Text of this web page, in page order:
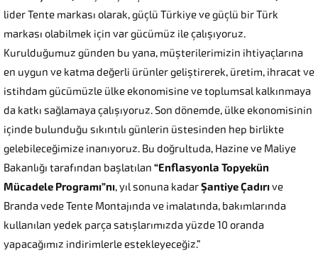
lider Tente markası olarak, güçlü Türkiye ve güçlü bir Türk
markası olabilmek için var gücümüz ile çalışıyoruz.
Kurulduğumuz günden bu yana, müşterilerimizin ihtiyaçlarına
en uygun ve katma değerli ürünler geliştirerek, üretim, ihracat ve
istihdam gücümüzle ülke ekonomisine ve toplumsal kalkınmaya
da katkı sağlamaya çalışıyoruz. Son dönemde, ülke ekonomisinin
içinde bulunduğu sıkıntılı günlerin üstesinden hep birlikte
gelebileceğimize inanıyoruz. Bu doğrultuda, Hazine ve Maliye
Bakanlığı tarafından başlatılan “Enflasyonla Topyekün
Mücadele Programı”nı, yıl sonuna kadarŞantiye Çadırıve
Branda vede Tente Montajında ve imalatında, bakımlarında
kullanılan yedek parça satışlarımızda yüzde 10 oranda
yapacağımız indirimlerle estekleyeceğiz.”